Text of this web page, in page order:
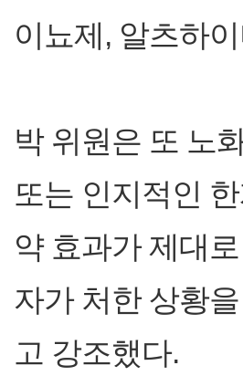
이뇨제, 알츠하
박 위원은 또 노
또는 인지적인
약 효과가 제대
자가 처한 상황
고 강조했다.